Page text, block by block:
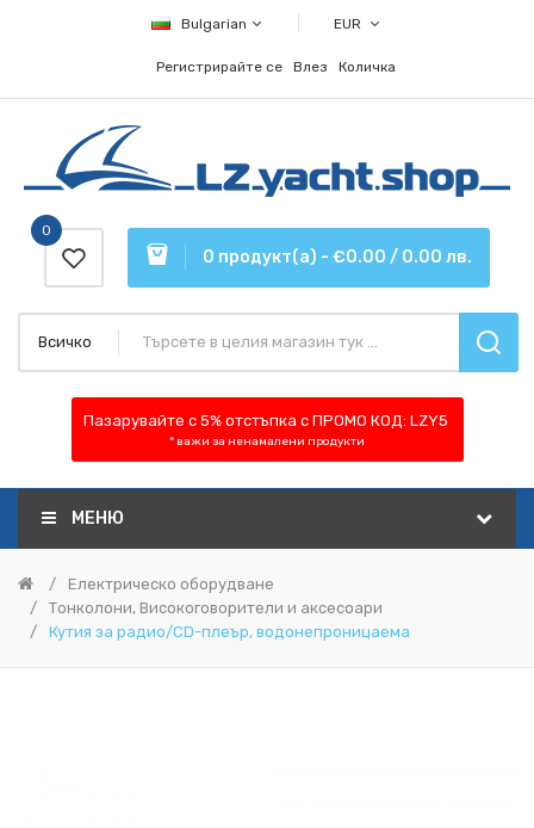
Bulgarian EUR
Регистрирайте се Влез Количка
0 продукт(а) - €0.00 / 0.00 лв.
0
Всичко
Пазарувайте с 5% отстъпка с ПРОМО КОД: LZY5
* важи за ненамалени продукти
МЕНЮ
Електрическо оборудване
Тонколони, Високоговорители и аксесоари
Кутия за радио/CD-плеър, водонепроницаема